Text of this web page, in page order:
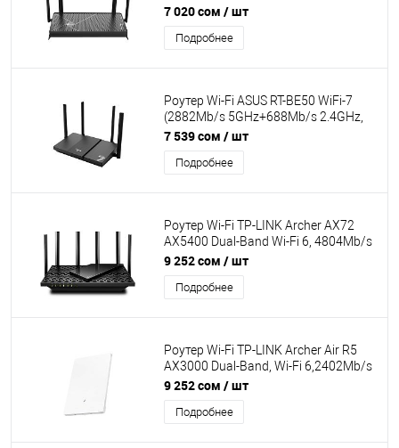
5GHz+688Mb/s 2.4GHz, 1xLAN 2,5
Gb/s,3xLAN 1Gb/s, USB3.0, Parental
Control,MU-MIMO
7 020 сом / шт
Подробнее
Роутер Wi-Fi ASUS RT-BE50 WiFi-7
(2882Mb/s 5GHz+688Mb/s 2.4GHz,
3xLAN 1Gb/s+1xWAN 2.5G, 4
антенны, MU-MIMO,OFDMA,AiMesh)
7 539 сом / шт
Подробнее
Роутер Wi-Fi TP-LINK Archer AX72
AX5400 Dual-Band Wi-Fi 6, 4804Mb/s
5GHz+574Mb/s 2.4GHz, 4xLAN
1Gb/s, 6 антенны, USB 3.0, IPv6, MU-
MIMO, Tether App
9 252 сом / шт
Подробнее
Роутер Wi-Fi TP-LINK Archer Air R5
AX3000 Dual-Band, Wi-Fi 6,2402Mb/s
5GHz+574Mb/s 2.4GHz, 4 антенны,
1xLAN 1Gb/s, IPTV. OFDMA
9 252 сом / шт
Подробнее